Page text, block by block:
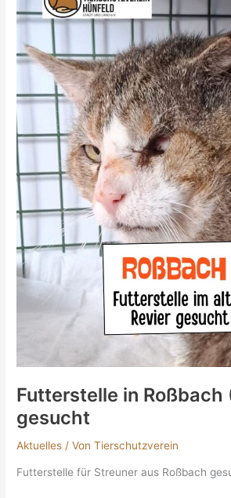
Futterstelle in Roßbach
gesucht
Aktuelles / VonTierschutzverein
Futterstelle für Streuner aus Roßbach
Roßbach
(Hünfeld)
gesucht